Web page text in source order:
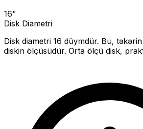
16"
Disk Diametri
Disk diametri 16 düymdür. Bu,
diskin ölçüsüdür. Orta ölçü disk,